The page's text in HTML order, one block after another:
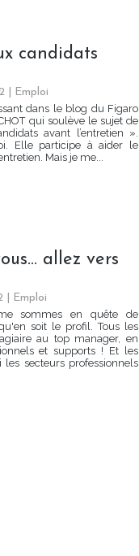
candidats
Emploi
dans le blog du Figaro
qui soulève le sujet de
avant l’entretien ».
Elle participe à aider le
Mais je me...
allez vers
Emploi
sommes en quête de
soit le profil. Tous les
au top manager, en
et supports ! Et les
secteurs professionnels